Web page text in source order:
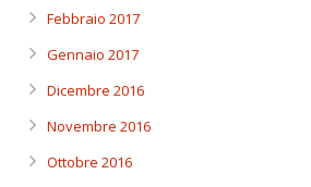
Febbraio 2017
Gennaio 2017
Dicembre 2016
Novembre 2016
Ottobre 2016